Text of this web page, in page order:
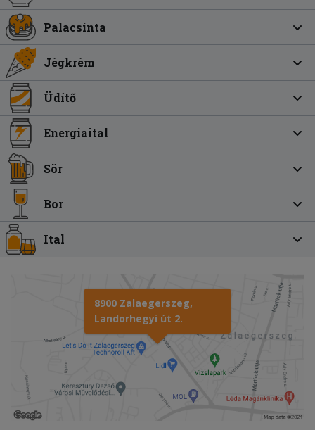
Palacsinta
Jégkrém
Üdítő
Energiaital
Sör
Bor
Ital
8900 Zalaegerszeg,
Landorhegyi út 2.